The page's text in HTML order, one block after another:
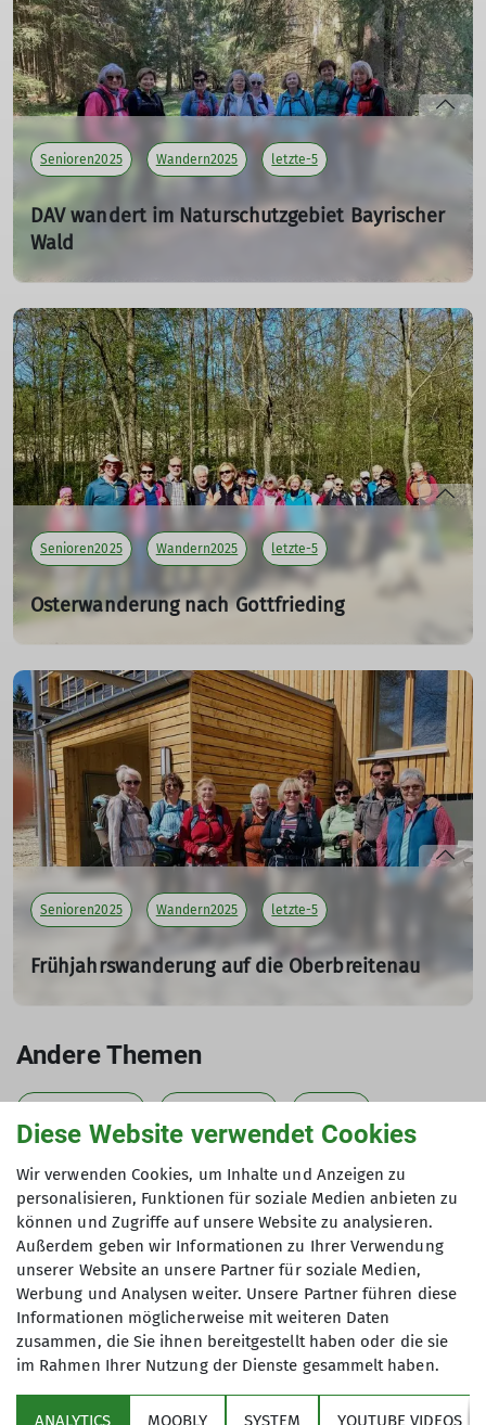
mehr erfahren
Senioren2025 Wandern2025 letzte-5
DAV wandert im Naturschutzgebiet Bayrischer
Wald
27.04.2025
Tourenleiterin: Meier Brigitte
Teilnehmer: 9
mehr erfahren
Senioren2025 Wandern2025 letzte-5
Osterwanderung nach Gottfrieding
Tourenleiter: Maier Georg
Teilnehmer: 25
mehr erfahren
Senioren2025 Wandern2025 letzte-5
Frühjahrswanderung auf die Oberbreitenau
Teilnehmer: 9
Andere Themen
Klettersteige2025 Schneeschuhtouren2025 Senioren2025
Skitouren2025 Veranstaltungen2025 Wandern2025
Diese Website verwendet Cookies
Wir verwenden Cookies, um Inhalte und Anzeigen zu
personalisieren, Funktionen für soziale Medien anbieten zu
können und Zugriffe auf unsere Website zu analysieren.
Außerdem geben wir Informationen zu Ihrer Verwendung
unserer Website an unsere Partner für soziale Medien,
Werbung und Analysen weiter. Unsere Partner führen diese
Informationen möglicherweise mit weiteren Daten
zusammen, die Sie ihnen bereitgestellt haben oder die sie
im Rahmen Ihrer Nutzung der Dienste gesammelt haben.
ANALYTICS MOOBLY SYSTEM YOUTUBE VIDEOS